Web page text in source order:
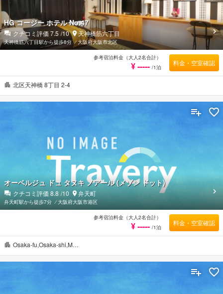
北区天神橋 8丁目 2-4
HG コージー ホテル No.47
クチコミ評価 7.5 /10 天神橋筋六丁目
天神橋筋六丁目駅から徒歩8分 ⁄大阪府大阪市北区
参考宿泊料金（大人2名合計）
¥ ----- /1泊
料金・空室確認
Osaka-fu,Osaka-shi,M…
オーベルジュ ドュ タヌキ ノアール (メゾン ドット)
クチコミ評価 8.8 /10 弁天町
弁天町駅から徒歩7分 ⁄大阪府大阪市港区
参考宿泊料金（大人2名合計）
¥ ----- /1泊
料金・空室確認